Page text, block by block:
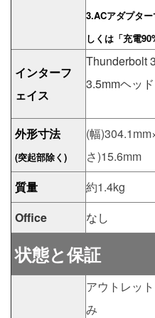
3.ACアダプタ
しくは「充電
インターフ
ェイス
Thunderbolt
3.5mmヘッ
外形寸法
(突起部除く)
(幅
さ)15.6mm
質量
約1.4kg
Office
なし
状態と保証
アウトレッ
み